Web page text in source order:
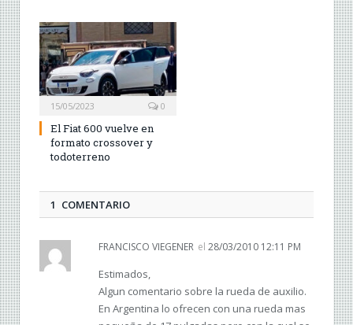
15/05/2023 0
El Fiat 600 vuelve en
formato crossover y
todoterreno
1 COMENTARIO
FRANCISCO VIEGENER el 28/03/2010 12:11 PM
Estimados,
Algun comentario sobre la rueda de auxilio.
En Argentina lo ofrecen con una rueda mas